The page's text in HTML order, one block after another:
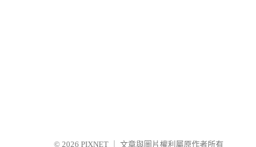
© 2026 PIXNET 文章與圖片權利屬原作者所有